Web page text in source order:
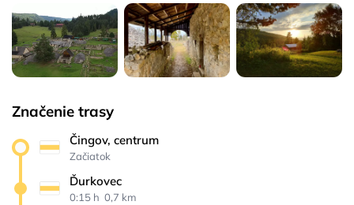
Značenie trasy
Čingov, centrum
Začiatok
Ďurkovec
0:15 h 0,7 km